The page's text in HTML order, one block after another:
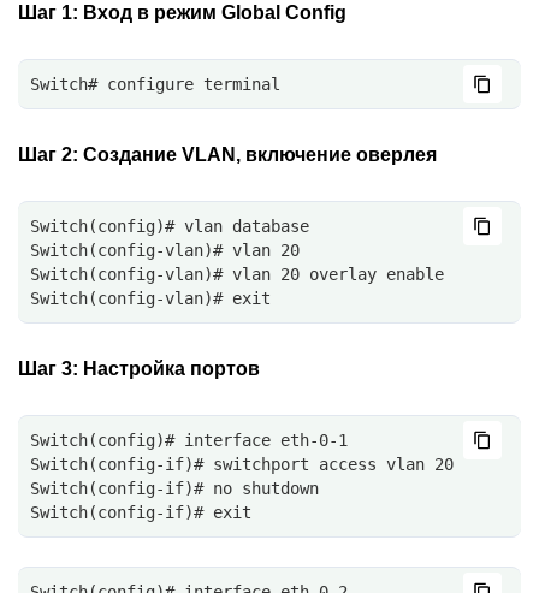
Шаг 1: Вход в режим Global Config
Switch# configure terminal
Шаг 2: Создание VLAN, включение оверлея
Switch(config)# vlan database
Switch(config-vlan)# vlan 20
Switch(config-vlan)# vlan 20 overlay enable
Switch(config-vlan)# exit
Шаг 3: Настройка портов
Switch(config)# interface eth-0-1
Switch(config-if)# switchport access vlan 20
Switch(config-if)# no shutdown
Switch(config-if)# exit